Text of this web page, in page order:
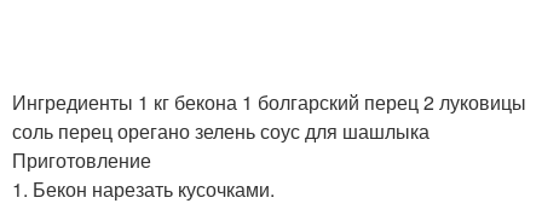
Ингредиенты 1 кг бекона 1 болгарский перец 2 луковицы
соль перец орегано зелень соус для шашлыка
Приготовление
1. Бекон нарезать кусочками.